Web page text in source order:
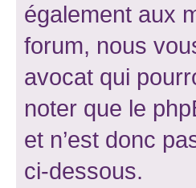
également aux
forum, nous
avocat qui
noter que le
et n’est donc
ci-dessous.